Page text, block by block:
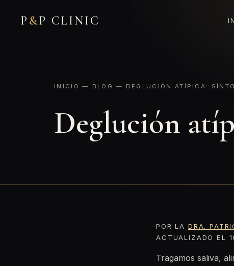
P &P CLINIC
INICIO — BLOG — DEGLUCIÓN ATÍPICA:
Deglución
POR LA DRA.
ACTUALIZADO EL
Tragamos saliva,